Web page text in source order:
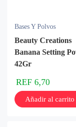
Bases Y Polvos
Beauty Creations
Banana Setting
42Gr
REF 6,70
Añadir al carrito